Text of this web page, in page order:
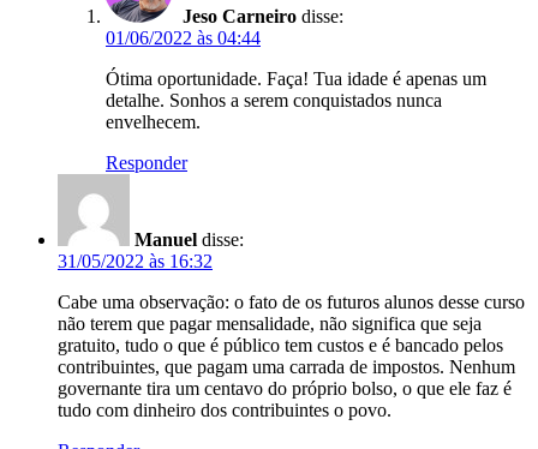
Jeso Carneiro disse:
01/06/2022 às 04:44
Ótima oportunidade. Faça! Tua idade é apenas um
detalhe. Sonhos a serem conquistados nunca
envelhecem.
Responder
Manuel disse:
31/05/2022 às 16:32
Cabe uma observação: o fato de os futuros alunos desse curso
não terem que pagar mensalidade, não significa que seja
gratuito, tudo o que é público tem custos e é bancado pelos
contribuintes, que pagam uma carrada de impostos. Nenhum
governante tira um centavo do próprio bolso, o que ele faz é
tudo com dinheiro dos contribuintes o povo.